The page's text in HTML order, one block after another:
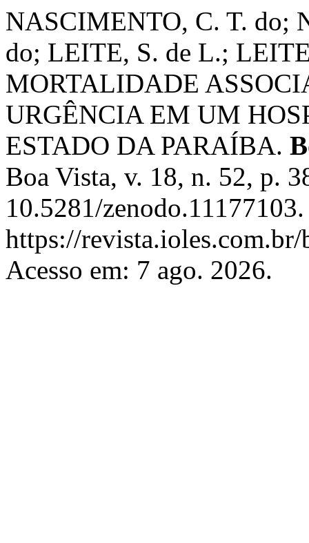
NASCIMENTO, C. T. do;
do; LEITE, S. de L.;
MORTALIDADE
URGÊNCIA EM UM
ESTADO DA PARAÍBA.
Boa Vista, v. 18, n. 52, p.
10.5281/
https://
Acesso em: 7 ago. 2026.